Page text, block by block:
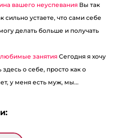
вашего неуспевания Вы так
сильно устаете, что сами себе
делать больше и получать
занятия Сегодня я хочу
о себе, просто как о
у меня есть муж, мы...